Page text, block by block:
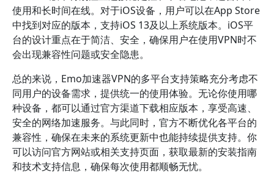
使用和长时间在线。对于iOS设备，用户可以在App Store
中找到对应的版本，支持iOS 13及以上系统版本。iOS平
台的设计重点在于简洁、安全，确保用户在使用VPN时不
会出现兼容性问题或安全隐患。
总的来说，Emo加速器VPN的多平台支持策略充分考虑不
同用户的设备需求，提供统一的使用体验。无论你使用哪
种设备，都可以通过官方渠道下载相应版本，享受高速、
安全的网络加速服务。与此同时，官方不断优化各平台的
兼容性，确保在未来的系统更新中也能持续提供支持。你
可以访问官方网站或相关支持页面，获取最新的安装指南
和技术支持信息，确保每次使用都顺畅无忧。